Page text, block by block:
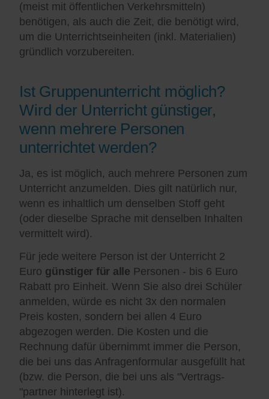
(meist mit öffentlichen Verkehrsmitteln)
benötigen, als auch die Zeit, die benötigt wird,
um die Unterrichtseinheiten (inkl. Materialien)
gründlich vorzubereiten.
Ist Gruppenunterricht möglich?
Wird der Unterricht günstiger,
wenn mehrere Personen
unterrichtet werden?
Ja, es ist möglich, auch mehrere Personen zum
Unterricht anzumelden. Dies gilt natürlich nur,
wenn es inhaltlich um denselben Stoff geht
(oder dieselbe Sprache mit denselben Inhalten
vermittelt wird).
Für jede weitere Person ist der Unterricht 2
Euro günstiger für alle Personen - bis 6 Euro
Rabatt pro Einheit. Wenn Sie also drei Schüler
anmelden, würde es nicht 3x den normalen
Preis kosten, sondern bei allen 4 Euro
abgezogen werden. Die Kosten und die
Rechnung dafür übernimmt immer die Person,
die bei uns das Anfragenformular ausgefüllt hat
(bzw. die Person, die bei uns als "Vertrags-
"partner hinterlegt ist).